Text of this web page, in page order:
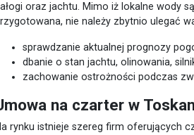
oraz jachtu. Mimo iż lokalne wody
nie należy zbytnio ulegać
sprawdzanie aktualnej prognozy
dbanie o stan jachtu, olinowania,
zachowanie ostrożności podczas
na czarter w
rynku istnieje szereg firm oferujących